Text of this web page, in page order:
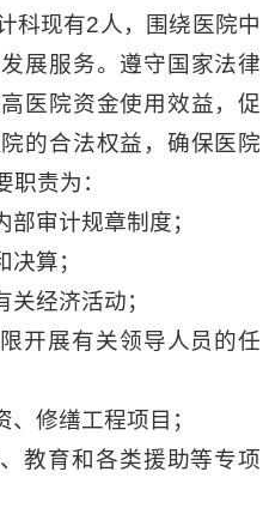
科现有2人，围绕医院中
展服务。遵守国家法律
医院资金使用效益，促
的合法权益，确保医院
责为：
审计规章制度；
算；
经济活动；
开展有关领导人员的任
修缮工程项目；
教育和各类援助等专项